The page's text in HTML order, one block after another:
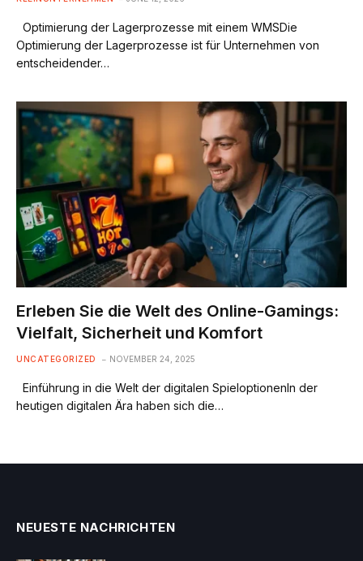
Optimierung der Lagerprozesse mit einem WMSDie
Optimierung der Lagerprozesse ist für Unternehmen von
entscheidender…
Erleben Sie die Welt des Online-Gamings:
Vielfalt, Sicherheit und Komfort
UNCATEGORIZED NOVEMBER 24, 2025
Einführung in die Welt der digitalen SpieloptionenIn der
heutigen digitalen Ära haben sich die…
NEUESTE NACHRICHTEN